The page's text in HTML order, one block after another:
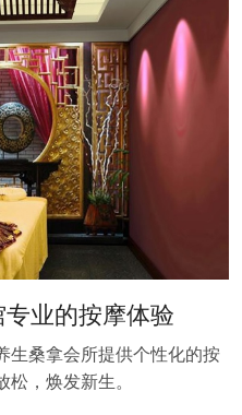
业的按摩体验
生桑拿会所提供个性化的按
，焕发新生。